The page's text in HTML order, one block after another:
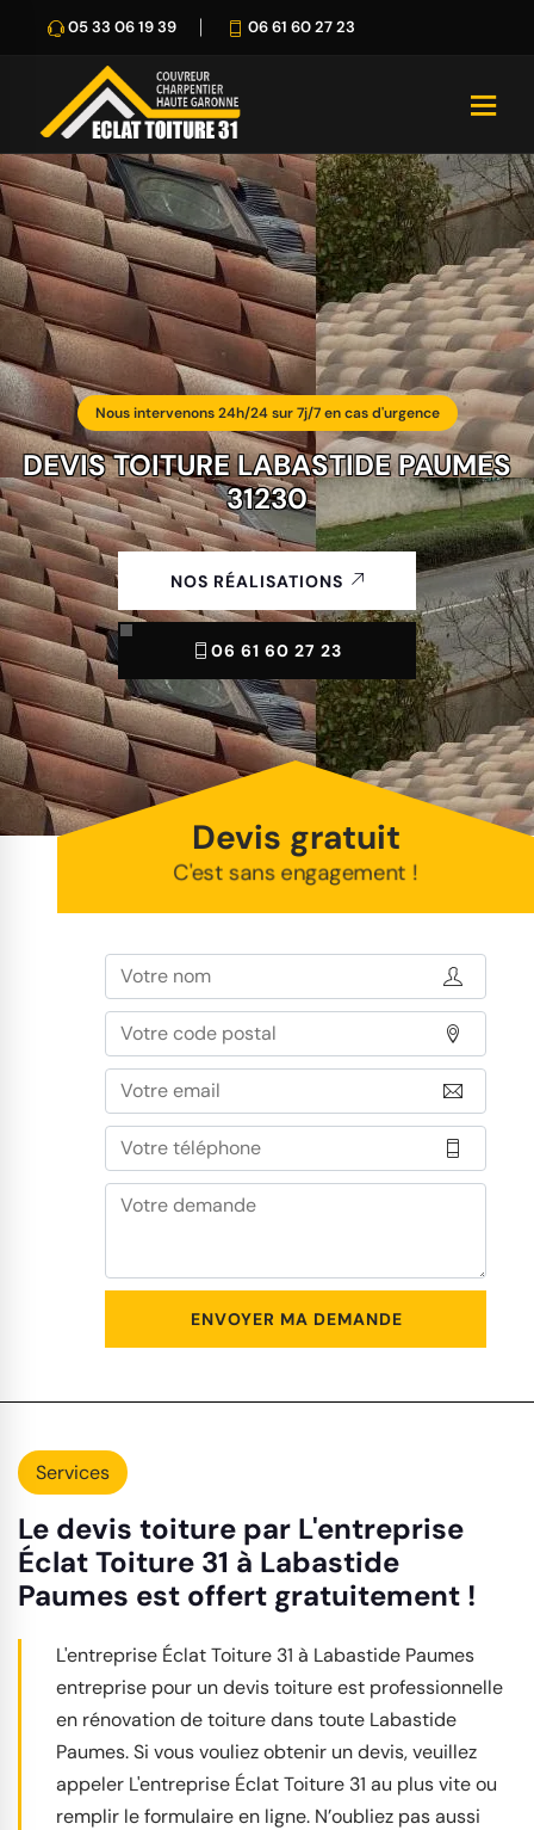
05 33 06 19 39 06 61 60 27 23
Nous intervenons 24h/24 sur 7j/7 en cas d'urgence
DEVIS TOITURE LABASTIDE PAUMES
31230
NOS RÉALISATIONS
06 61 60 27 23
Devis gratuit
C'est sans engagement !
Services
Le devis toiture par L'entreprise
Éclat Toiture 31 à Labastide
Paumes est offert gratuitement !
L'entreprise Éclat Toiture 31 à Labastide Paumes
entreprise pour un devis toiture est professionnelle
en rénovation de toiture dans toute Labastide
Paumes. Si vous vouliez obtenir un devis, veuillez
appeler L'entreprise Éclat Toiture 31 au plus vite ou
remplir le formulaire en ligne. N’oubliez pas aussi